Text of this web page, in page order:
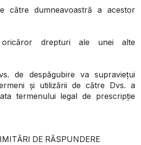
către dumneavoastră a acestor
oricăror drepturi ale unei alte
de despăgubire va supraviețui
și utilizării de către Dvs. a
termenului legal de prescripție
DE RĂSPUNDERE